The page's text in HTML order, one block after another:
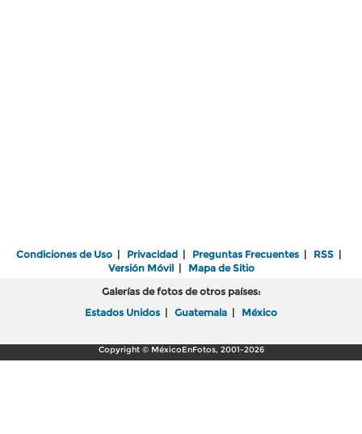
Condiciones de Uso | Privacidad | Preguntas Frecuentes | RSS |
Versión Móvil| Mapa de Sitio
Galerías de fotos de otros países:
Estados Unidos | Guatemala | México
Copyright © MéxicoEnFotos, 2001-2026